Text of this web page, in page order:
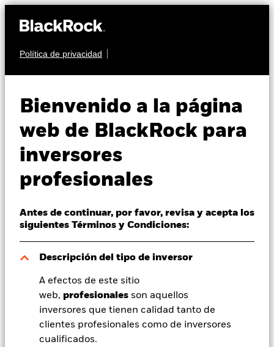
Política de privacidad
Bienvenido a la página
web de BlackRock para
inversores
profesionales
Antes de continuar, por favor, revisa y acepta los
siguientes Términos y Condiciones:
Descripción del tipo de inversor
A efectos de este sitio
web, profesionales son aquellos
inversores que tienen calidad tanto de
clientes profesionales como de inversores
cualificados.
Perspectivas
Visión de mercado
Educación
Profesionales
España
Change location
BlackRock
iShares
Fund
Valor liquidativo a 06 ago 2026
USD 88,59
USD -0,38 (-0,43%)